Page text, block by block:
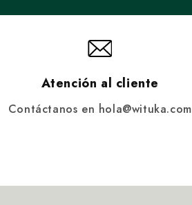
Atención al cliente
Contáctanos en hola@wituka.com